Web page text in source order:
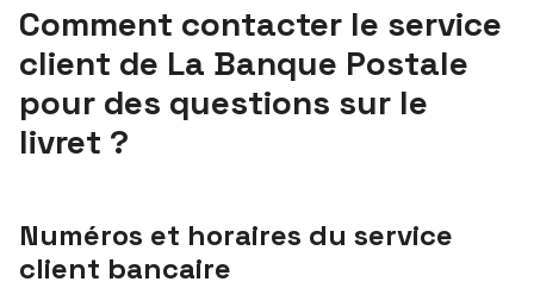
Comment contacter le service
client de La Banque Postale
pour des questions sur le
livret ?
Numéros et horaires du service
client bancaire